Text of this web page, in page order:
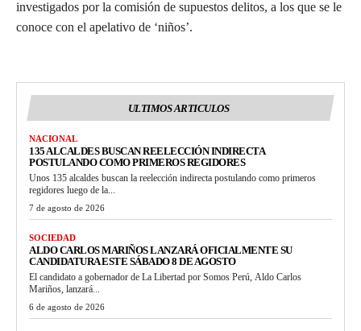
investigados por la comisión de supuestos delitos, a los que se le
conoce con el apelativo de ‘niños’.
ULTIMOS ARTICULOS
NACIONAL
135 ALCALDES BUSCAN REELECCIÓN INDIRECTA
POSTULANDO COMO PRIMEROS REGIDORES
Unos 135 alcaldes buscan la reelección indirecta postulando como primeros
regidores luego de la...
7 de agosto de 2026
SOCIEDAD
ALDO CARLOS MARIÑOS LANZARÁ OFICIALMENTE SU
CANDIDATURA ESTE SÁBADO 8 DE AGOSTO
El candidato a gobernador de La Libertad por Somos Perú, Aldo Carlos
Mariños, lanzará...
6 de agosto de 2026